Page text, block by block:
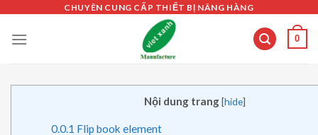
content
CHUYÊN CUNG CẤP THIẾT BỊ NÂNG HÀNG
0
Nội dung trang[hide]
0.0.1 Flip book element